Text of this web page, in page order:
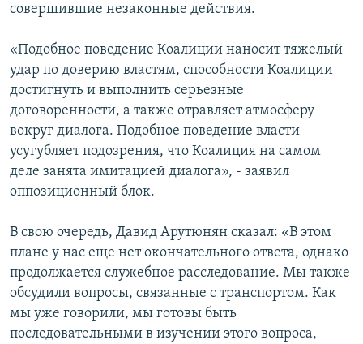
совершившие незаконные действия.
«Подобное поведение Коалиции наносит тяжелый
удар по доверию властям, способности Коалиции
достигнуть и выполнить серьезные
договоренности, а также отравляет атмосферу
вокруг диалога. Подобное поведение власти
усугубляет подозрения, что Коалиция на самом
деле занята имитацией диалога», - заявил
оппозиционный блок.
В свою очередь, Давид Арутюнян сказал: «В этом
плане у нас еще нет окончательного ответа, однако
продолжается служебное расследование. Мы также
обсудили вопросы, связанные с транспортом. Как
мы уже говорили, мы готовы быть
последовательными в изучении этого вопроса,